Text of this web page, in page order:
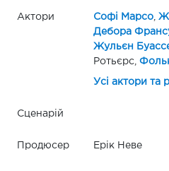
Актори Софі Марсо,
Дебора
Жульєн
Ротьєрс,
Усі актори та
Сценарій
Продюсер Ерік Неве